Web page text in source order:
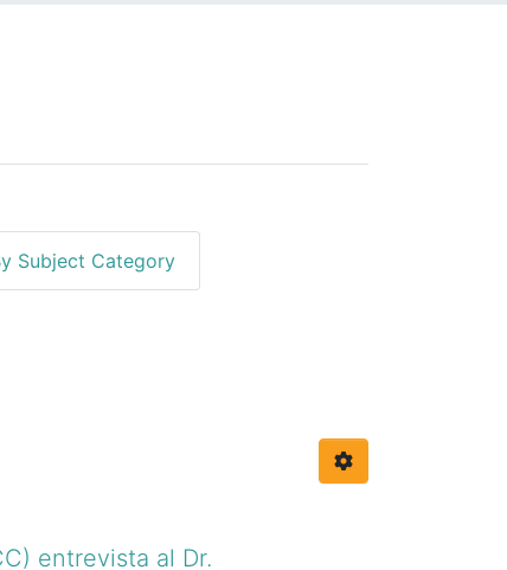
Subject Category
entrevista al Dr.